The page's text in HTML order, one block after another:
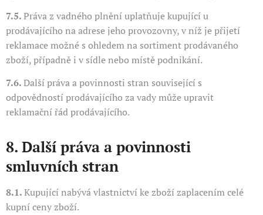
7.5.Práva z vadného plnění uplatňuje kupující u
prodávajícího na adrese jeho provozovny, v níž je přijetí
reklamace možné s ohledem na sortiment prodávaného
zboží, případně i v sídle nebo místě podnikání.
7.6.Další práva a povinnosti stran související s
odpovědností prodávajícího za vady může upravit
reklamační řád prodávajícího.
8. Další práva a povinnosti
smluvních stran
8.1.Kupující nabývá vlastnictví ke zboží zaplacením celé
kupní ceny zboží.